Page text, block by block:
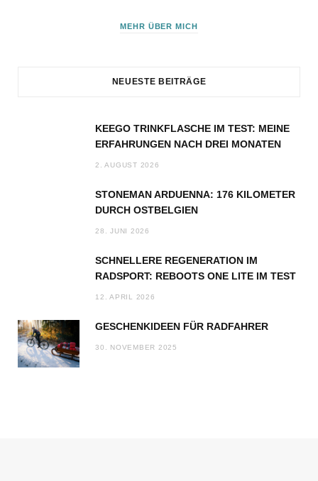
MEHR ÜBER MICH
NEUESTE BEITRÄGE
KEEGO TRINKFLASCHE IM TEST: MEINE
ERFAHRUNGEN NACH DREI MONATEN
2. AUGUST 2026
STONEMAN ARDUENNA: 176 KILOMETER
DURCH OSTBELGIEN
28. JUNI 2026
SCHNELLERE REGENERATION IM
RADSPORT: REBOOTS ONE LITE IM TEST
12. APRIL 2026
GESCHENKIDEEN FÜR RADFAHRER
30. NOVEMBER 2025